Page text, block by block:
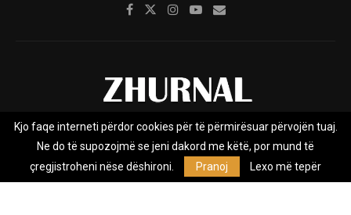
Rreth nesh Impresumi Marketing
Kontakt
Privacy Policy
Zhurnal.mk është Agjenci e Lajmeve e pavarur, e themeluar në vitin
Kjo faqe interneti përdor cookies për të përmirësuar përvojën tuaj.
Ne do të supozojmë se jeni dakord me këtë, por mund të
çregjistroheni nëse dëshironi.
Pranoj Lexo më tepër